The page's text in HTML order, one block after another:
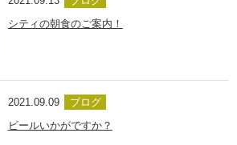
シティの朝食のご案内！
2021.09.09
ブログ
ビールいかがですか？